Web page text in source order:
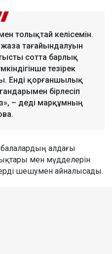
толықтай келісемін.
жаза тағайындалуын
сотта барлық
тезірек
Енді қорғаншылық
бірлесіп
– деді марқұмның
алдағы
мен мүдделерін
шешумен айналысады.